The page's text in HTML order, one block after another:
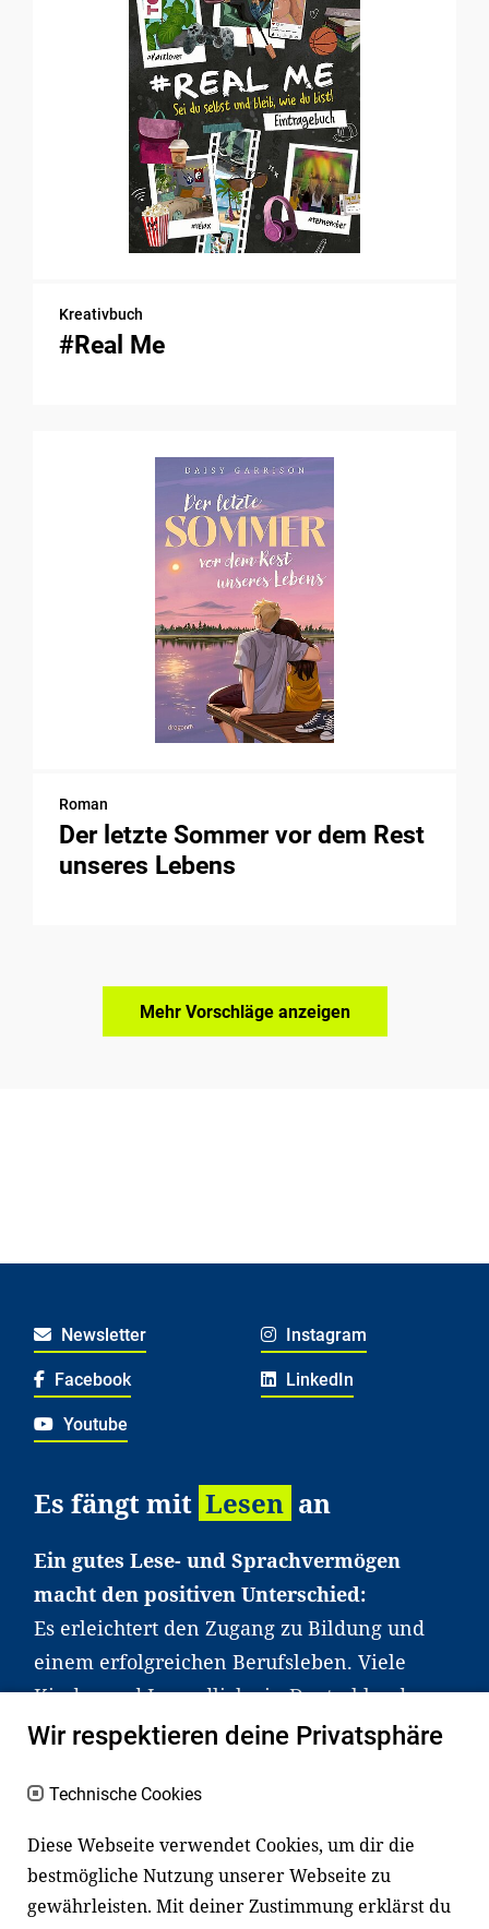
Kreativbuch
#Real Me
Roman
Der letzte Sommer vor dem Rest
unseres Lebens
Mehr Vorschläge anzeigen
Newsletter Instagram
Facebook LinkedIn
Youtube
Es fängt mit Lesen an
Ein gutes Lese- und Sprachvermögen
macht den positiven Unterschied:
Es erleichtert den Zugang zu Bildung und
einem erfolgreichen Berufsleben. Viele
Kinder und Jugendliche in Deutschland
haben aber große Schwierigkeiten dabei.
an Familien sowie an Erzieher*innen,
Lehrer*innen und andere
Fachexpert*innen. Dafür arbeiten wir eng
mit Ministerien, wissenschaftlichen
Wir respektieren deine Privatsphäre
Technische Cookies
Diese Webseite verwendet Cookies, um dir die
bestmögliche Nutzung unserer Webseite zu
gewährleisten. Mit deiner Zustimmung erklärst du